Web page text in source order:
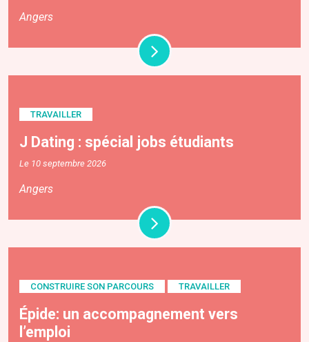
Angers
TRAVAILLER
J Dating : spécial jobs étudiants
Le 10 septembre 2026
Angers
CONSTRUIRE SON PARCOURS TRAVAILLER
Épide: un accompagnement vers
l’emploi